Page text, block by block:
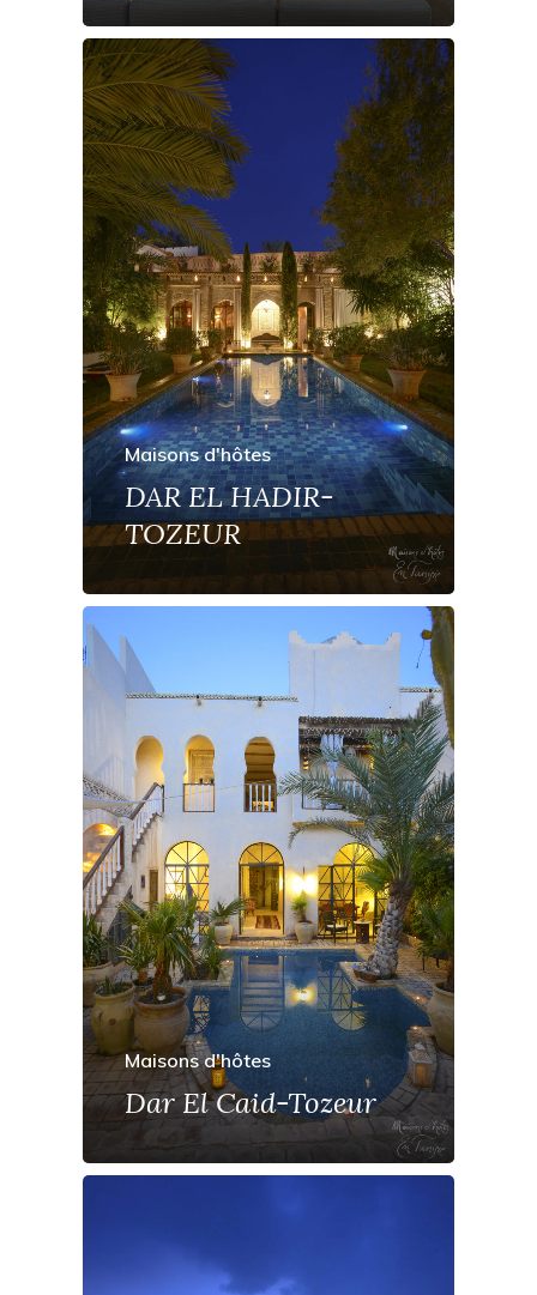
Maisons d'hôtes
DAR EL HADIR-
TOZEUR
Maisons d'hôtes
Dar El Caid-Tozeur